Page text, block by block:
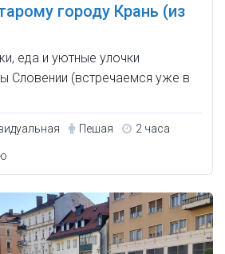
городу Крань (из
еда и уютные улочки
Словении (встречаемся уже в
Пешая 2 часа